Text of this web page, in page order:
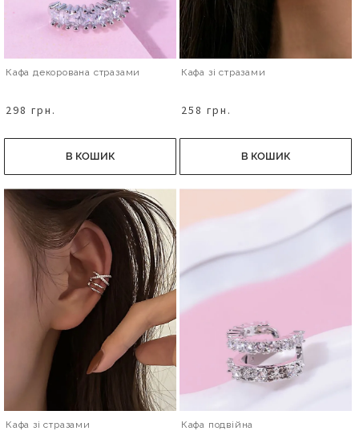
Кафа декорована стразами
298 грн.
В КОШИК
Кафа зі стразами
258 грн.
В КОШИК
Кафа зі стразами Кафа подвійна